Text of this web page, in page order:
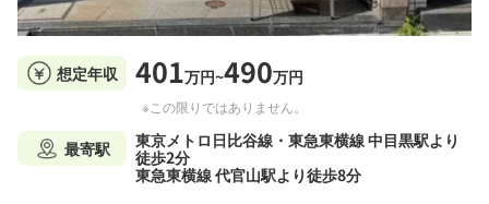
想定年収 401万円~490万円
※この限りではありません。
最寄駅
東京メトロ日比谷線・東急東横線 中目黒駅より
徒歩2分
東急東横線 代官山駅より徒歩8分